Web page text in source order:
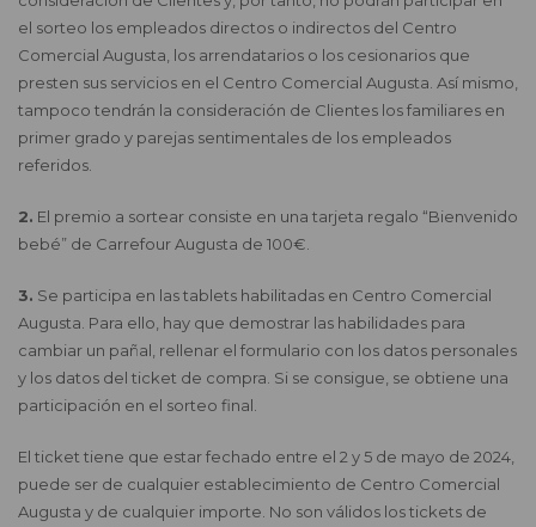
el sorteo los empleados directos o indirectos del Centro
Comercial Augusta, los arrendatarios o los cesionarios que
presten sus servicios en el Centro Comercial Augusta. Así mismo,
tampoco tendrán la consideración de Clientes los familiares en
primer grado y parejas sentimentales de los empleados
referidos.
2. El premio a sortear consiste en una tarjeta regalo “Bienvenido
bebé” de Carrefour Augusta de 100€.
3. Se participa en las tablets habilitadas en Centro Comercial
Augusta. Para ello, hay que demostrar las habilidades para
cambiar un pañal, rellenar el formulario con los datos personales
y los datos del ticket de compra. Si se consigue, se obtiene una
participación en el sorteo final.
El ticket tiene que estar fechado entre el 2 y 5 de mayo de 2024,
puede ser de cualquier establecimiento de Centro Comercial
Augusta y de cualquier importe. No son válidos los tickets de